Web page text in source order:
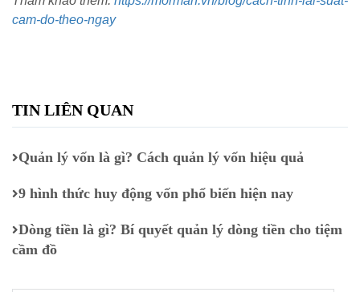
cam-do-theo-ngay
TIN LIÊN QUAN
Quản lý vốn là gì? Cách quản lý vốn hiệu quả
9 hình thức huy động vốn phổ biến hiện nay
Dòng tiền là gì? Bí quyết quản lý dòng tiền cho tiệm
cầm đồ